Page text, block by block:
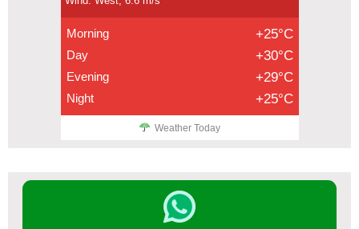
Morning +25°C
Day +30°C
Evening +29°C
Night +25°C
Weather Today